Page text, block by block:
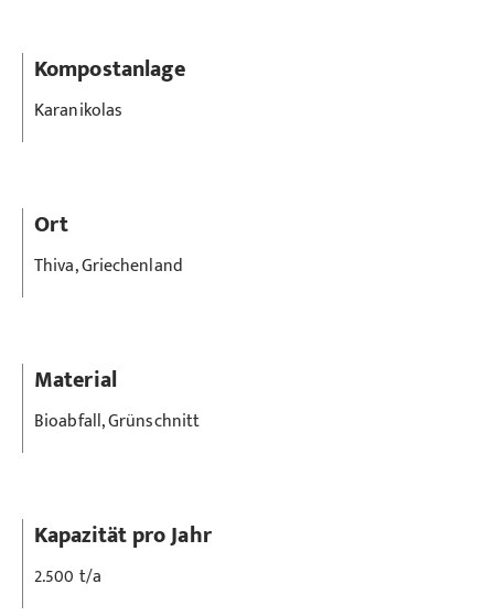
Kompostanlage
Karanikolas
Ort
Thiva, Griechenland
Material
Bioabfall, Grünschnitt
Kapazität pro Jahr
2.500 t/a